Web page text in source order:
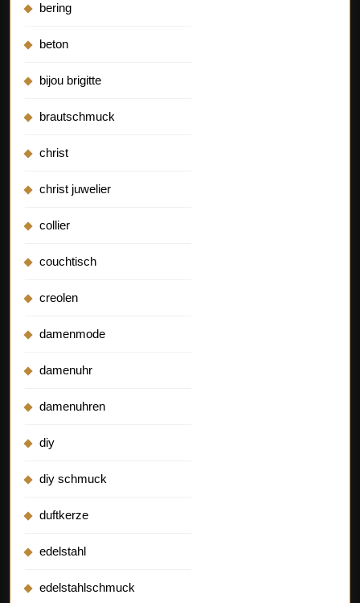
bering
beton
bijou brigitte
brautschmuck
christ
christ juwelier
collier
couchtisch
creolen
damenmode
damenuhr
damenuhren
diy
diy schmuck
duftkerze
edelstahl
edelstahlschmuck